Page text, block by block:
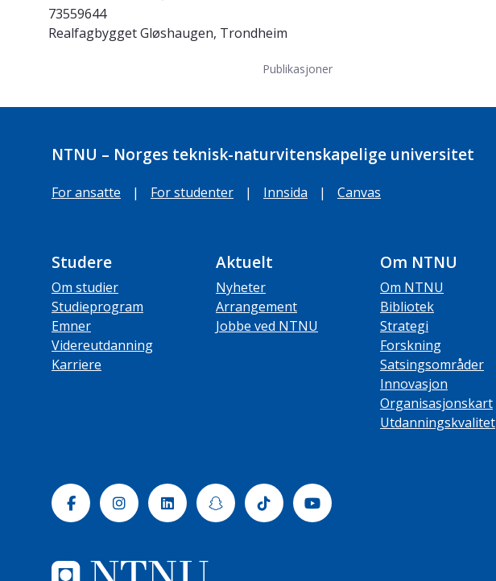
73559644
Realfagbygget Gløshaugen, Trondheim
Publikasjoner
NTNU – Norges teknisk-naturvitenskapelige universitet
For ansatte | For studenter | Innsida | Canvas
Studere
Om studier
Studieprogram
Emner
Videreutdanning
Karriere
Aktuelt
Nyheter
Arrangement
Jobbe ved NTNU
Om NTNU
Om NTNU
Bibliotek
Strategi
Forskning
Satsingsområder
Innovasjon
Organisasjonskart
Utdanningskvalitet
FacebookInstagramLinkedinSnapchatTiktok Youtube